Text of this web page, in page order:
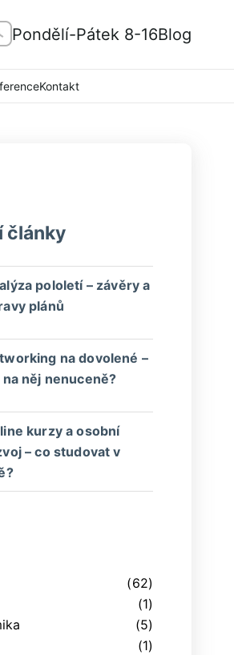
Pondělí-Pátek 8-16Blog
Kontakt
články
pololetí – závěry a
plánů
na dovolené –
na něj nenuceně?
kurzy a osobní
– co studovat v
(62)
(1)
(5)
(1)